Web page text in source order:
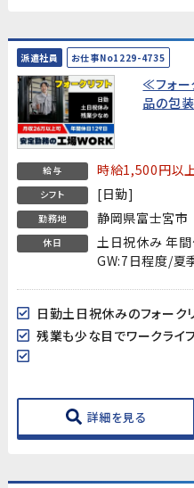
派遣社員 お仕事No1229-4735
≪フォー
品の包装
給与 時給1,500円以
シフト [日勤]
勤務地 静岡県富士宮市
休日
土日祝休み 年
GW:7日程度/夏
残業も少な目でワークライ
詳細を見る